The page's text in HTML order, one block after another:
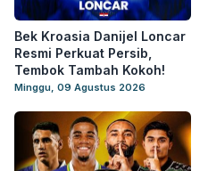
Bek Kroasia Danijel Loncar
Resmi Perkuat Persib,
Tembok Tambah Kokoh!
Minggu, 09 Agustus 2026